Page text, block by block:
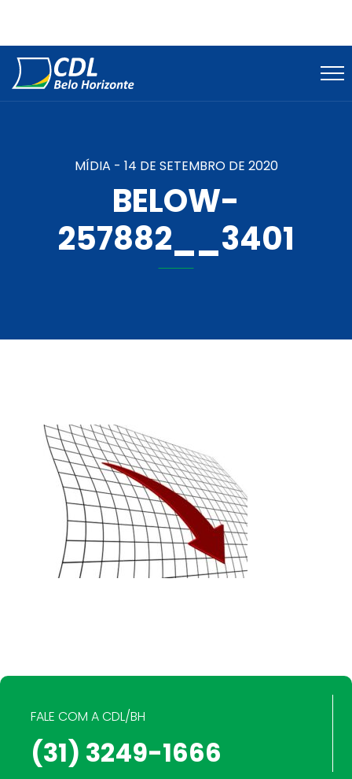
MÍDIA - 14 DE SETEMBRO DE 2020
BELOW-
257882__3401
FALE COM A CDL/BH
(31) 3249-1666